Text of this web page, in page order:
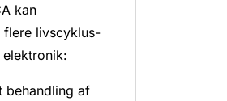
kan
flere livscyklus-
behandling af